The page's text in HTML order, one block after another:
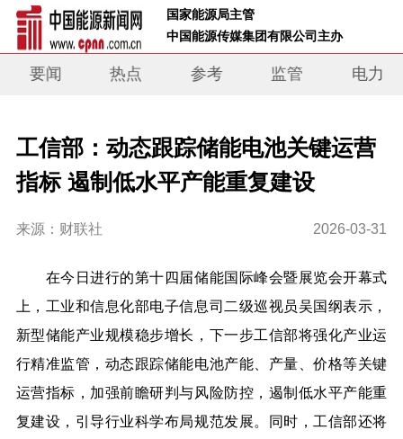
国家能源局主管
中国能源传媒集团有限公司主办
要闻 热点 参考 监管 电力
工信部：动态跟踪储能电池关键运营
指标 遏制低水平产能重复建设
来源：财联社 2026-03-31
在今日进行的第十四届储能国际峰会暨展览会开幕式
上，工业和信息化部电子信息司二级巡视员吴国纲表示，
新型储能产业规模稳步增长，下一步工信部将强化产业运
行精准监管，动态跟踪储能电池产能、产量、价格等关键
运营指标，加强前瞻研判与风险防控，遏制低水平产能重
复建设，引导行业科学布局规范发展。同时，工信部还将